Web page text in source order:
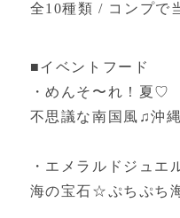
全10種類 / コンプで
■イベントフード
・めんそ〜れ！夏
不思議な南国風♫沖
・エメラルドジュ
海の宝石☆ぷちぷち